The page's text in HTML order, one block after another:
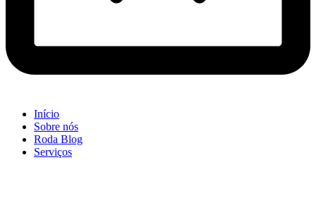
Início
Sobre nós
Roda Blog
Serviços